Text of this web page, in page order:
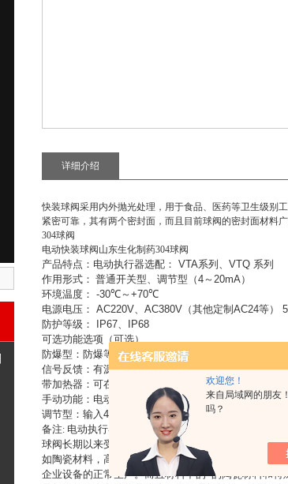
欢迎您！
来自局域网的朋友
吗？
详细介绍
快装球阀采用内外抛光处理，用于食品、医药等卫生级别
紧密可靠，其有两个密封面，而且目前球阀的密封面材料
304球阀
电动快装球阀山东生化制药304球阀
产品特点：电动执行器选配： VTA系列、 VTQ 系列
作用形式： 普通开关型、调节型（4～ 20mA）
环境温度： -30℃～ +70℃
电源电压： AC220V、 AC380V （其他定制 AC24等）
防护等级：
IP67、
IP68
可选功能选项（可选）
防爆型：防爆等级：dⅡBT3/T4
信号反馈：有源信号、S无源信号
带加热器：可在潮湿环境中干燥执行器内元件（可选）
手动功能：电动执行器带有手动开阀、关阀功能
调节型：输入4 信号,实现阀门调节功能
备注: 电动执行器参数请另参考所选配的电动执行器资料
球阀长期以来受物料冲刷，产生摩擦，造成严重的冲
如陶瓷材料，高分子复合材料等方法，应用较多的有
企业设备的正常生产。而且材料中的*的陶瓷材料和